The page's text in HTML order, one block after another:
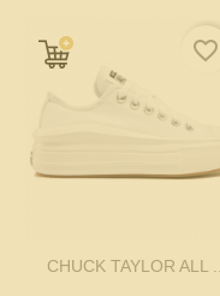
CHUCK TAYLOR ALL ...
favorite_border